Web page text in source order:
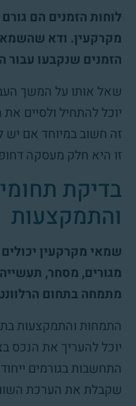
לוחות הזמנים הם
מקרקעין. ודא
הזמנים שנקבעו עבור
שאל אותו על המשך
יוכל להתחיל ולסיים
זה חשוב במיוחד אם יש
זו היא חלק מעסקה
בדיקת
והתמקצעות
שמאי מקרקעין
מגורים, מסחר,
מתמחה בתחום
התמחות והתמקצעות
יוכל להעריך את הנכס
התחשבות בגורמים
שקבלת את הערכת